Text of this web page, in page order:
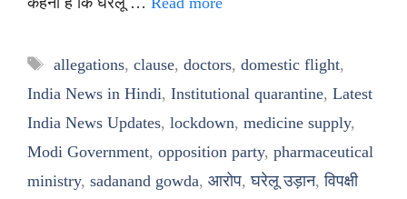
Tags
allegations, clause, doctors, domestic flight,
India News in Hindi, Institutional quarantine, Latest
India News Updates, lockdown, medicine supply,
Modi Government, opposition party, pharmaceutical
ministry, sadanand gowda, आरोप,घरेलू उड़ान,विपक्षी